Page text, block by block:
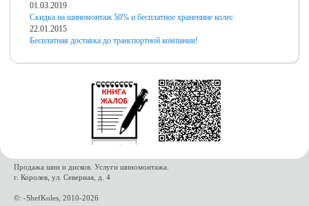
01.03.2019
Скидка на шиномонтаж 50% и бесплатное хранениие колес
22.01.2015
Бесплатная доставка до транспортной компании!
Продажа шин и дисков. Услуги шиномонтажа.
г. Королев, ул. Северная, д. 4
©: -ShefKoles, 2010-2026